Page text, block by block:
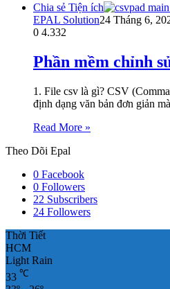
Chia sẻ Tiện ích
EPAL Solution24 Tháng 6,
0 4.332
Phần mềm chỉnh
1. File csv là gì? CSV
định dạng văn bản đơn giản
Read More »
Theo Dõi Epal
0 Facebook
0 Followers
22 Subscribers
24 Followers
Thời Tiết
HCM
Light Rain
33 ℃